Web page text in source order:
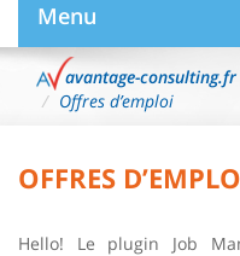
Menu
avantage-consulting.fr
Offres d’emploi
OFFRES
Hello! Le plugin Job